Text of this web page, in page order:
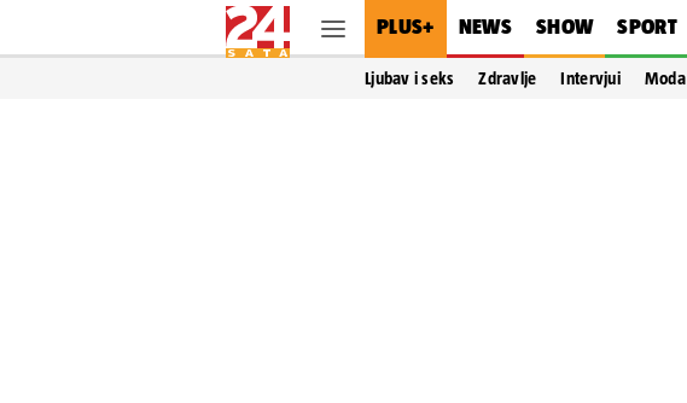
PLUS+ NEWS SHOW SPORT
Ljubav i seks Zdravlje Intervjui Moda